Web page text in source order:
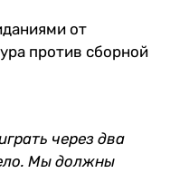
от
против сборной
через два
Мы должны